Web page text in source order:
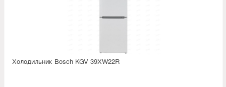
Холодильник Bosсh KGV 39XW22R